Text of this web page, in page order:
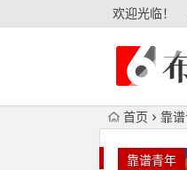
欢迎光临！
首页 靠
靠谱青年